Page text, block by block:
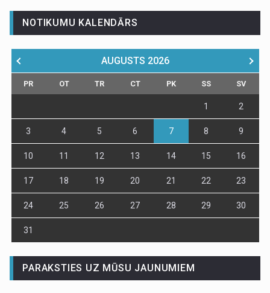
NOTIKUMU KALENDĀRS
AUGUSTS 2026
PR OT TR CT PK SS SV
1 2
3 4 5 6 7 8 9
10 11 12 13 14 15 16
17 18 19 20 21 22 23
24 25 26 27 28 29 30
31
PARAKSTIES UZ MŪSU JAUNUMIEM